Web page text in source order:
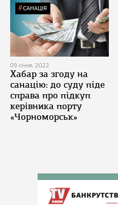
САНАЦІЯ
09 січня, 2022
Хабар за згоду на
санацію: до суду піде
справа про підкуп
керівника порту
«Чорноморськ»